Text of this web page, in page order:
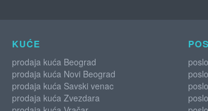
KUĆE
prodaja kuća Beograd
prodaja kuća Novi Beograd
prodaja kuća Savski venac
prodaja kuća Zvezdara